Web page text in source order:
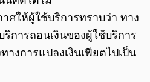
าศให้ผู้ใช้บริการทราบว่า ทาง
การถอนเงินของผู้ใช้บริการ
างการแปลงเงินเฟียตไปเป็น